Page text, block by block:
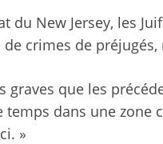
du New Jersey, les
crimes de
graves que les
temps dans une zone
»